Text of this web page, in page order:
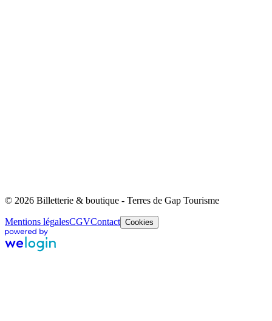
© 2026 Billetterie & boutique - Terres de Gap Tourisme
Mentions légalesCGVContact Cookies